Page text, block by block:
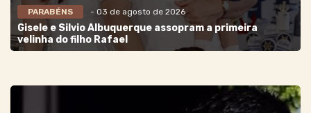
PARABÉNS - 03 de agosto de 2026
Gisele e Silvio Albuquerque assopram a primeira
velinha do filho Rafael